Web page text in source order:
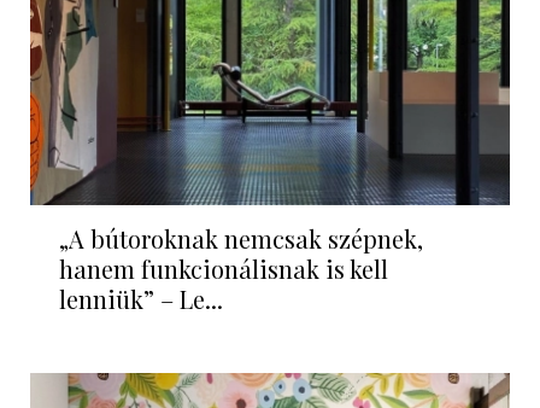
„A bútoroknak nemcsak szépnek,
hanem funkcionálisnak is kell
lenniük” – Le...